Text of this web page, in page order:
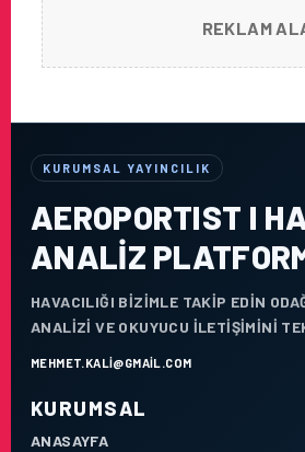
REKLAM
KURUMSAL YAYINCILIK
AEROPORTIST I
ANALIZ
HAVACILIĞI BIZIMLE TAKIP EDIN
ANALIZI VE OKUYUCU ILETIŞIMINI
MEHMET.KALI@GMAIL.COM
KURUMSAL
ANASAYFA